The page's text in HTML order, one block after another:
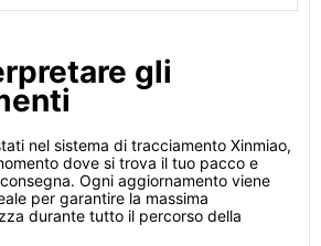
gli
nel sistema di tracciamento Xinmiao,
dove si trova il tuo pacco e
Ogni aggiornamento viene
per garantire la massima
durante tutto il percorso della